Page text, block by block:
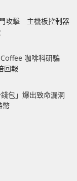
攻擊 主機板控制器
咖啡科研騙
回報
包」爆出致命漏洞
幣